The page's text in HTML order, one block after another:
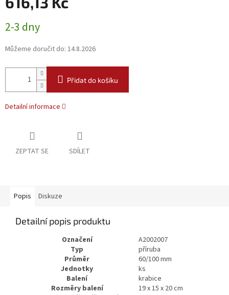
cena:
2-3 dny
Můžeme doručit do: 14.8.2026
Přidat do košíku
Detailní informace
ZEPTAT SE SDÍLET
Popis Diskuze
Detailní popis produktu
Označení
A2002007
Typ
příruba
Průměr
60/100 mm
Jednotky
ks
Balení
krabice
Rozměry balení
19 x 15 x 20 cm